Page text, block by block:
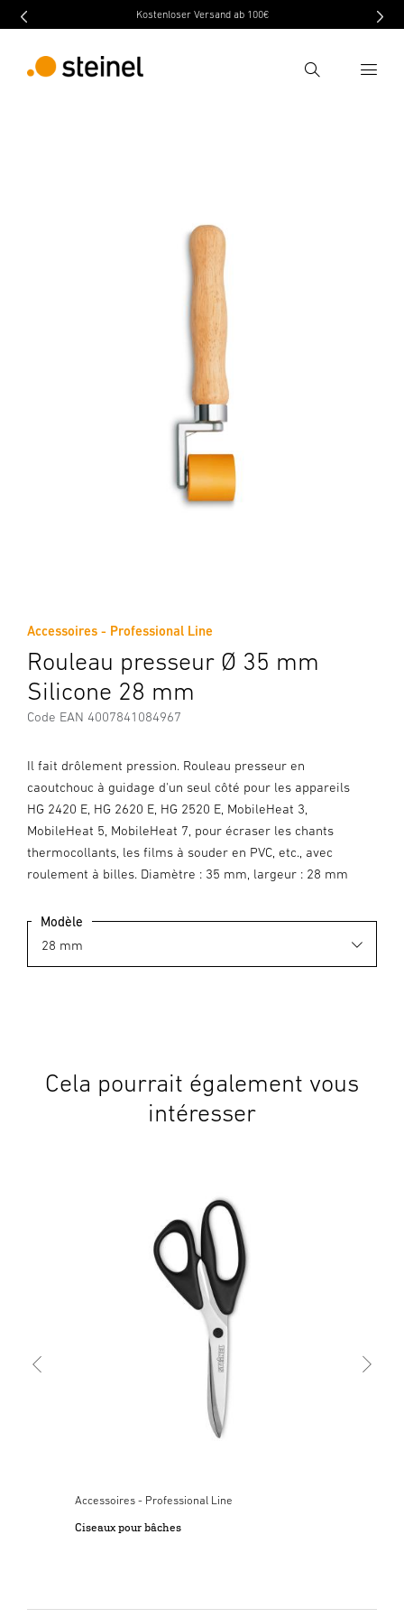
Kostenloser Versand ab 100€
Recherche
Accessoires - Professional Line
Rouleau presseur Ø 35 mm
Silicone 28 mm
Code EAN 4007841084967
Il fait drôlement pression. Rouleau presseur en
caoutchouc à guidage d'un seul côté pour les appareils
HG 2420 E, HG 2620 E, HG 2520 E, MobileHeat 3,
MobileHeat 5, MobileHeat 7, pour écraser les chants
thermocollants, les films à souder en PVC, etc., avec
roulement à billes. Diamètre : 35 mm, largeur : 28 mm
Modèle
Cela pourrait également vous
intéresser
Accessoires - Professional Line
Ciseaux pour bâches